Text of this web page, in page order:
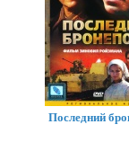
Последний